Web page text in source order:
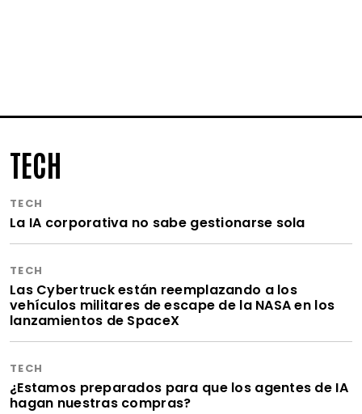
TECH
TECH
La IA corporativa no sabe gestionarse sola
TECH
Las Cybertruck están reemplazando a los
vehículos militares de escape de la NASA en los
lanzamientos de SpaceX
TECH
¿Estamos preparados para que los agentes de IA
hagan nuestras compras?